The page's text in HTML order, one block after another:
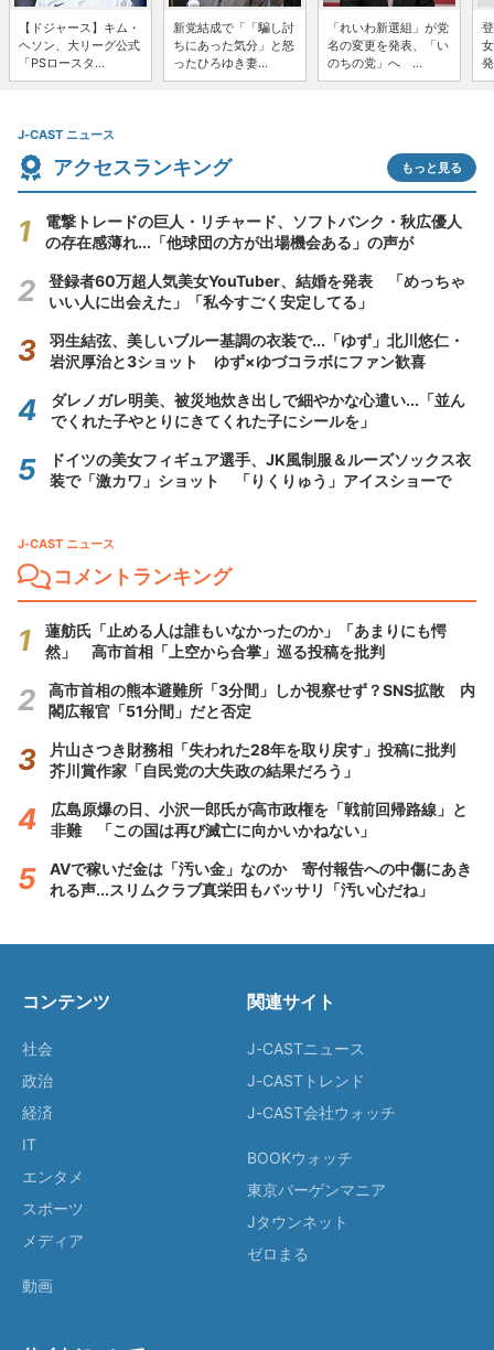
【ドジャース】キム・
ヘソン、大リーグ公式
「PSロースタ...
新党結成で「「騙し討
ちにあった気分」と怒
ったひろゆき妻...
「れいわ新選組」が党
名の変更を発表、「い
のちの党」へ ...
J-CAST ニュース
アクセスランキング もっと見る
電撃トレードの巨人・リチャード、ソフトバンク・秋広優人
の存在感薄れ...「他球団の方が出場機会ある」の声が
登録者60万超人気美女YouTuber、結婚を発表 「めっちゃ
いい人に出会えた」「私今すごく安定してる」
羽生結弦、美しいブルー基調の衣装で...「ゆず」北川悠仁・
岩沢厚治と3ショット ゆず×ゆづコラボにファン歓喜
ダレノガレ明美、被災地炊き出しで細やかな心遣い...「並ん
でくれた子やとりにきてくれた子にシールを」
ドイツの美女フィギュア選手、JK風制服＆ルーズソックス衣
装で「激カワ」ショット 「りくりゅう」アイスショーで
J-CAST ニュース
コメントランキング
蓮舫氏「止める人は誰もいなかったのか」「あまりにも愕
然」 高市首相「上空から合掌」巡る投稿を批判
高市首相の熊本避難所「3分間」しか視察せず？SNS拡散 内
閣広報官「51分間」だと否定
片山さつき財務相「失われた28年を取り戻す」投稿に批判
芥川賞作家「自民党の大失政の結果だろう」
広島原爆の日、小沢一郎氏が高市政権を「戦前回帰路線」と
非難 「この国は再び滅亡に向かいかねない」
AVで稼いだ金は「汚い金」なのか 寄付報告への中傷にあき
れる声...スリムクラブ真栄田もバッサリ「汚い心だね」
コンテンツ
社会
政治
経済
IT
エンタメ
スポーツ
メディア
動画
関連サイト
J-CASTニュース
J-CASTトレンド
J-CAST会社ウォッチ
BOOKウォッチ
東京バーゲンマニア
Jタウンネット
ゼロまる